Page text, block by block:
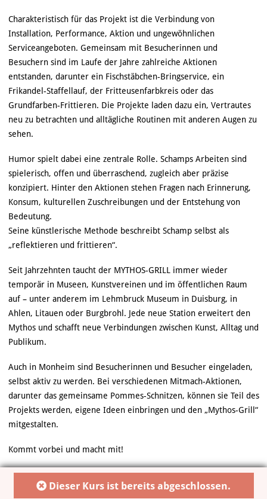
Charakteristisch für das Projekt ist die Verbindung von
Installation, Performance, Aktion und ungewöhnlichen
Serviceangeboten. Gemeinsam mit Besucherinnen und
Besuchern sind im Laufe der Jahre zahlreiche Aktionen
entstanden, darunter ein Fischstäbchen-Bringservice, ein
Frikandel-Staffellauf, der Fritteusenfarbkreis oder das
Grundfarben-Frittieren. Die Projekte laden dazu ein, Vertrautes
neu zu betrachten und alltägliche Routinen mit anderen Augen zu
sehen.
Humor spielt dabei eine zentrale Rolle. Schamps Arbeiten sind
spielerisch, offen und überraschend, zugleich aber präzise
konzipiert. Hinter den Aktionen stehen Fragen nach Erinnerung,
Konsum, kulturellen Zuschreibungen und der Entstehung von
Bedeutung.
Seine künstlerische Methode beschreibt Schamp selbst als
„reflektieren und frittieren“.
Seit Jahrzehnten taucht der MYTHOS-GRILL immer wieder
temporär in Museen, Kunstvereinen und im öffentlichen Raum
auf – unter anderem im Lehmbruck Museum in Duisburg, in
Ahlen, Litauen oder Burgbrohl. Jede neue Station erweitert den
Mythos und schafft neue Verbindungen zwischen Kunst, Alltag und
Publikum.
Auch in Monheim sind Besucherinnen und Besucher eingeladen,
selbst aktiv zu werden. Bei verschiedenen Mitmach-Aktionen,
darunter das gemeinsame Pommes-Schnitzen, können sie Teil des
Projekts werden, eigene Ideen einbringen und den „Mythos-Grill“
mitgestalten.
Kommt vorbei und macht mit!
Dieser Kurs ist bereits abgeschlossen.